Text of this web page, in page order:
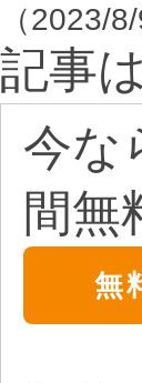
（2023/
記事
今な
間無
無